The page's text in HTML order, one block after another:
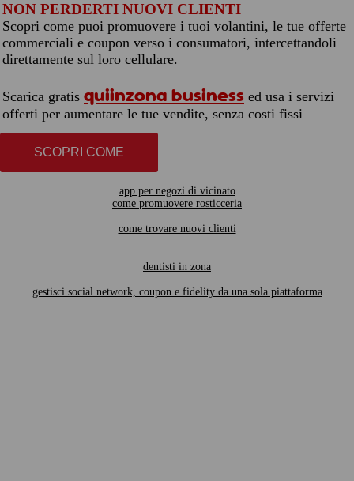
NON PERDERTI NUOVI CLIENTI
Scopri come puoi promuovere i tuoi volantini, le tue offerte
commerciali e coupon verso i consumatori, intercettandoli
direttamente sul loro cellulare.
Scarica gratis quiinzona business ed usa i servizi
offerti per aumentare le tue vendite, senza costi fissi
SCOPRI COME
app per negozi di vicinato
come promuovere rosticceria
come trovare nuovi clienti
dentisti in zona
gestisci social network, coupon e fidelity da una sola piattaforma